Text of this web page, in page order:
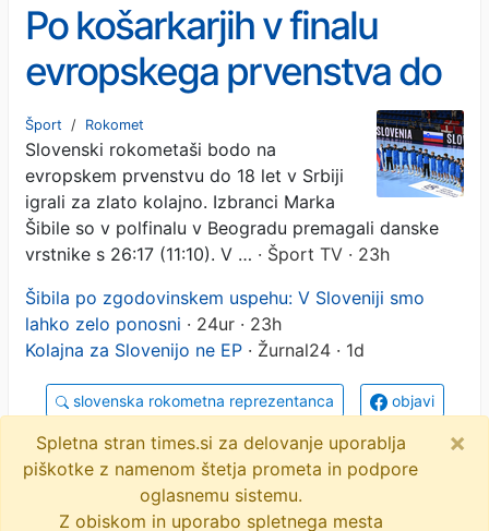
Po košarkarjih v finalu
evropskega prvenstva do
18 let tudi slovenski
rokometaši
Šport / Rokomet
Slovenski rokometaši bodo na
evropskem prvenstvu do 18 let v Srbiji
igrali za zlato kolajno. Izbranci Marka
Šibile so v polfinalu v Beogradu premagali danske
vrstnike s 26:17 (11:10). V … · Šport TV · 23h
Šibila po zgodovinskem uspehu: V Sloveniji smo
lahko zelo ponosni · 24ur · 23h
Kolajna za Slovenijo ne EP · Žurnal24 · 1d
slovenska rokometna reprezentanca objavi
tvitaj
15 novic
Spletna stran times.si za delovanje uporablja
piškotke z namenom štetja prometa in podpore
oglasnemu sistemu.
Z obiskom in uporabo spletnega mesta
×